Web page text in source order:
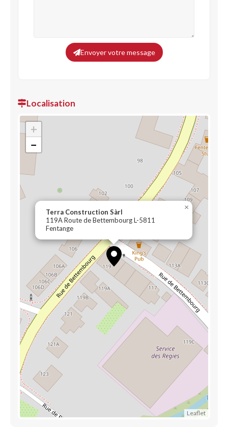
Envoyer votre message
Localisation
Terra Construction Sàrl
119A Route de Bettembourg L-5811
Fentange
×
+
−
Leaflet